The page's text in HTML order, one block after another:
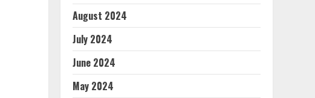
August 2024
July 2024
June 2024
May 2024